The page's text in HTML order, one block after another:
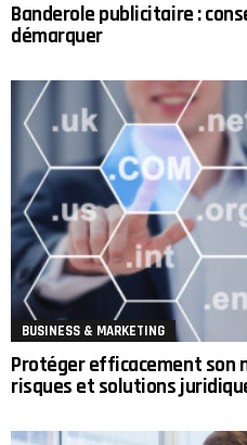
Banderole publicitaire :
démarquer
BUSINESS & MARKETING
Protéger efficacement son
risques et solutions